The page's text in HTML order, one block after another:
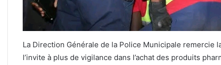
La Direction Générale de la Police Municipale remercie
l’invite à plus de vigilance dans l’achat des produits